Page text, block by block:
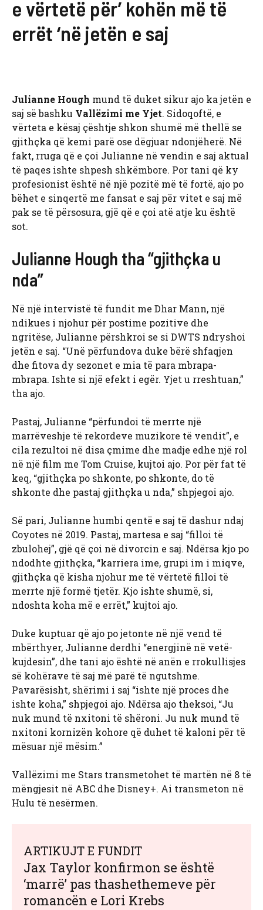
e vërtetë për’ kohën më të
errët ‘në jetën e saj
Julianne Hough mund të duket sikur ajo ka jetën e
saj së bashku Vallëzimi me Yjet. Sidoqoftë, e
vërteta e kësaj çështje shkon shumë më thellë se
gjithçka që kemi parë ose dëgjuar ndonjëherë. Në
fakt, rruga që e çoi Julianne në vendin e saj aktual
të paqes ishte shpesh shkëmbore. Por tani që ky
profesionist është në një pozitë më të fortë, ajo po
bëhet e sinqertë me fansat e saj për vitet e saj më
pak se të përsosura, gjë që e çoi atë atje ku është
sot.
Julianne Hough tha “gjithçka u
nda”
Në një intervistë të fundit me Dhar Mann, një
ndikues i njohur për postime pozitive dhe
ngritëse, Julianne përshkroi se si DWTS ndryshoi
jetën e saj. “Unë përfundova duke bërë shfaqjen
dhe fitova dy sezonet e mia të para mbrapa-
mbrapa. Ishte si një efekt i egër. Yjet u rreshtuan,”
tha ajo.
Pastaj, Julianne “përfundoi të merrte një
marrëveshje të rekordeve muzikore të vendit”, e
cila rezultoi në disa çmime dhe madje edhe një rol
në një film me Tom Cruise, kujtoi ajo. Por për fat të
keq, “gjithçka po shkonte, po shkonte, do të
shkonte dhe pastaj gjithçka u nda,” shpjegoi ajo.
Së pari, Julianne humbi qentë e saj të dashur ndaj
Coyotes në 2019. Pastaj, martesa e saj “filloi të
zbulohej”, gjë që çoi në divorcin e saj. Ndërsa kjo po
ndodhte gjithçka, “karriera ime, grupi im i miqve,
gjithçka që kisha njohur me të vërtetë filloi të
merrte një formë tjetër. Kjo ishte shumë, si,
ndoshta koha më e errët,” kujtoi ajo.
Duke kuptuar që ajo po jetonte në një vend të
mbërthyer, Julianne derdhi “energjinë në vetë-
kujdesin”, dhe tani ajo është në anën e rrokullisjes
së kohërave të saj më parë të ngutshme.
Pavarësisht, shërimi i saj “ishte një proces dhe
ishte koha,” shpjegoi ajo. Ndërsa ajo theksoi, “Ju
nuk mund të nxitoni të shëroni. Ju nuk mund të
nxitoni kornizën kohore që duhet të kaloni për të
mësuar një mësim.”
Vallëzimi me Stars transmetohet të martën në 8 të
mëngjesit në ABC dhe Disney+. Ai transmeton në
Hulu të nesërmen.
ARTIKUJT E FUNDIT
Jax Taylor konfirmon se është
‘marrë’ pas thashethemeve për
romancën e Lori Krebs